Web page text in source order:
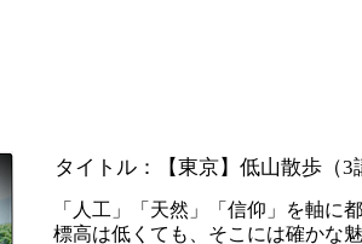
タイトル：【東京】低山散歩（3
「人工」「天然」「信仰」を軸に
標高は低くても、そこには確かな